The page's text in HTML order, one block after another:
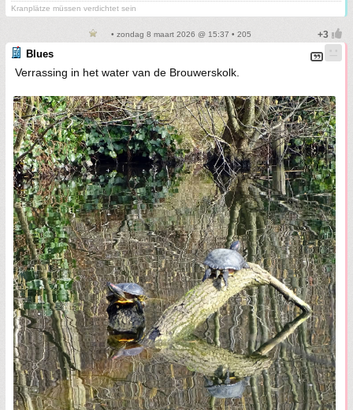
Kranplätze müssen verdichtet sein
• zondag 8 maart 2026 @ 15:37 • 205
Blues
Verrassing in het water van de Brouwerskolk.